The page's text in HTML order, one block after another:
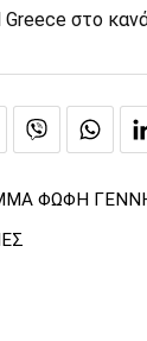
στο
ΦΩΦΗ